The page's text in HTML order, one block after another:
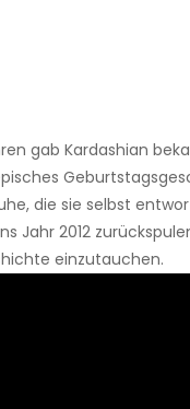
gab Kardashian
die sie selbst
Jahr 2012
einzutauchen.